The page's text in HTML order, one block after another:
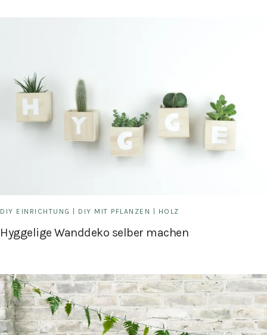
DIY EINRICHTUNG DIY MIT PFLANZEN HOLZ
Hyggelige Wanddeko selber machen